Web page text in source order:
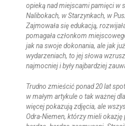
opieką nad miejscami pamięci w
Nalibokach, w Starzynkach, w
Zajmowała się edukacją,
pomagała członkom
jak na swoje dokonania, ale jak
wydarzeniach, to jej słowa
najmocniej i były najbardziej
Trudno zmieścić ponad 20 lat
w małym artykule o tak ważnej
więcej pokazują zdjęcia, ale
Odra-Niemen, którzy mieli okazję